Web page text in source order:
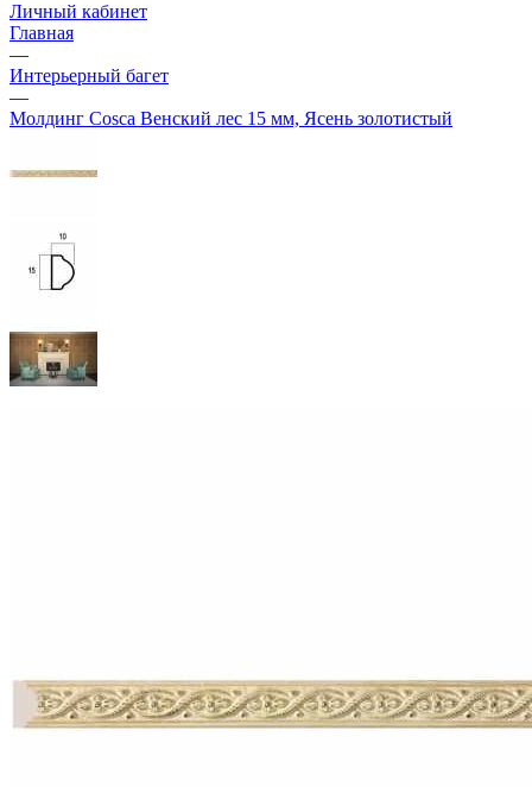
Личный кабинет
Главная
—
Интерьерный багет
—
Молдинг Cosca Венский лес 15 мм, Ясень золотистый